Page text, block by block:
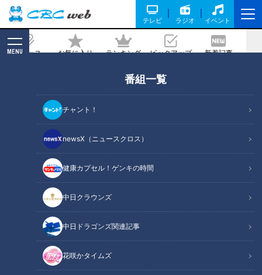
テレビ ラジオ イベント
ニュース お気に入り ランキング ピックアップ 新着記事
MENU
番組一覧
チャント！
newsX（ニュースクロス）
健康カプセル！ゲンキの時間
中日クラウンズ
中日ドラゴンズ関連記事
花咲かタイムズ
を探す｣ 猫の多頭飼育崩壊… 30匹以上が
暮らすごみ屋敷 電気が止まり家主は半年
間マンガ喫茶で寝泊まり
記事に戻る